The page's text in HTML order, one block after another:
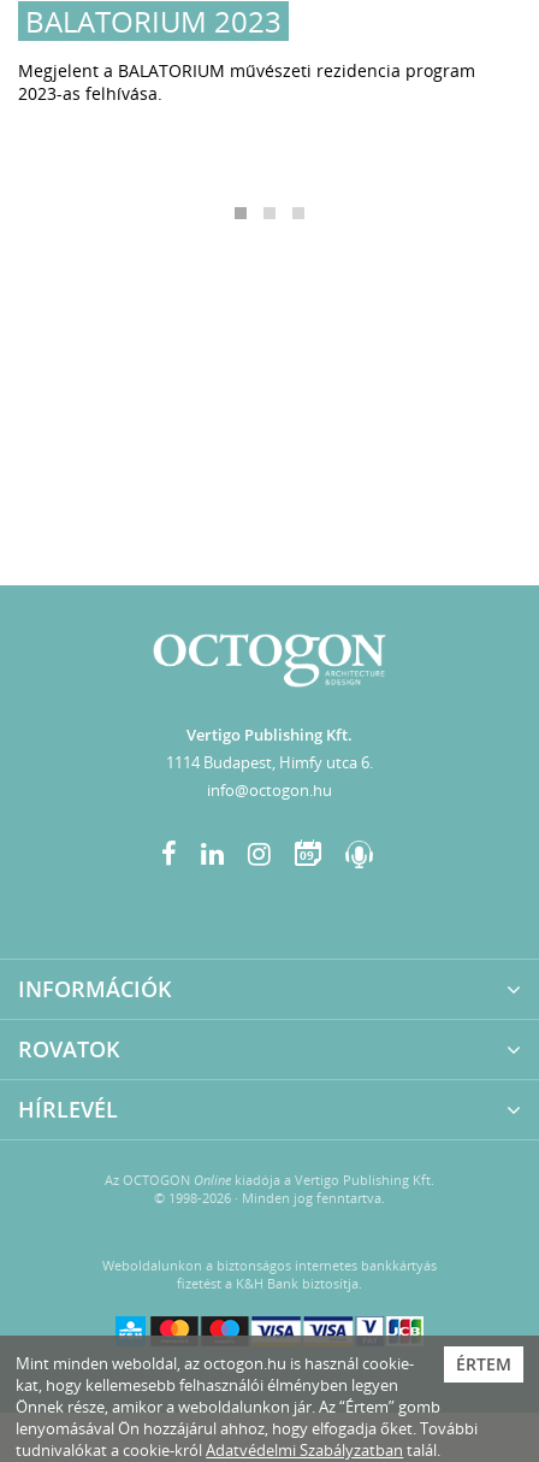
BALATORIUM 2023
Megjelent a BALATORIUM művészeti rezidencia program
2023-as felhívása.
Vertigo Publishing Kft.
1114 Budapest, Himfy utca 6.
info@octogon.hu
09
INFORMÁCIÓK
ROVATOK
HÍRLEVÉL
Az OCTOGON Online kiadója a Vertigo Publishing Kft.
© 1998-2026 · Minden jog fenntartva.
Weboldalunkon a biztonságos internetes bankkártyás
fizetést a K&H Bank biztosítja.
ÉRTEM
Mint minden weboldal, az octogon.hu is használ cookie-
kat, hogy kellemesebb felhasználói élményben legyen
Önnek része, amikor a weboldalunkon jár. Az “Értem” gomb
lenyomásával Ön hozzájárul ahhoz, hogy elfogadja őket. További
tudnivalókat a cookie-królAdatvédelmi Szabályzatban talál.